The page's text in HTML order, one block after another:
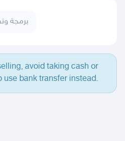
برمجة
avoid taking cash or
use bank transfer instead.